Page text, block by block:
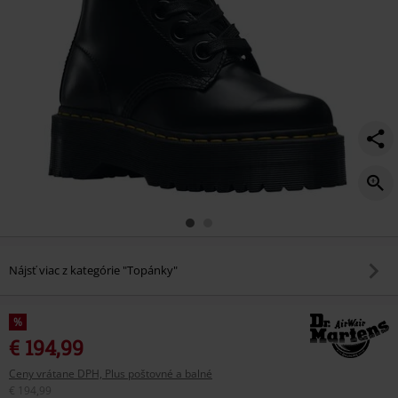
Nájsť viac z kategórie "Topánky"
%
€ 194,99
Ceny vrátane DPH, Plus poštovné a balné
€ 194,99